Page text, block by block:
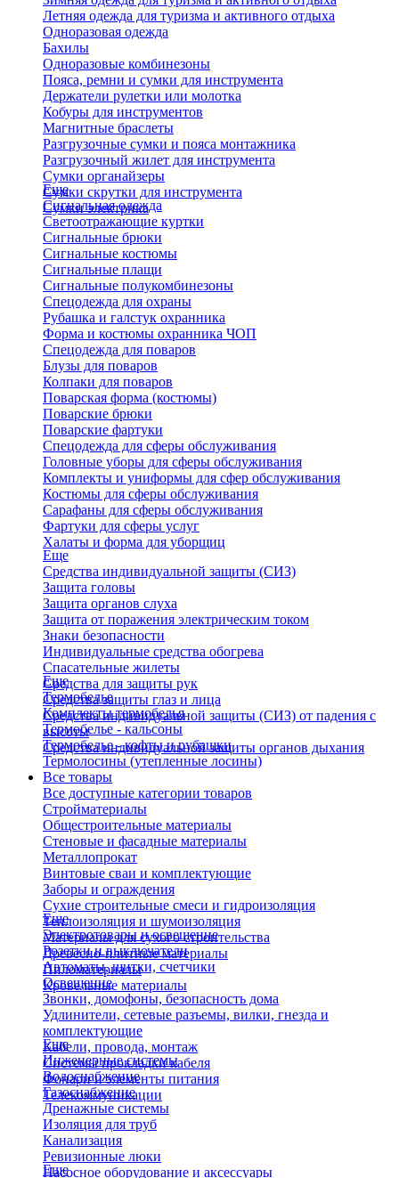
Летняя одежда для туризма и активного отдыха
Одноразовая одежда
Бахилы
Одноразовые комбинезоны
Пояса, ремни и сумки для инструмента
Держатели рулетки или молотка
Кобуры для инструментов
Магнитные браслеты
Разгрузочные сумки и пояса монтажника
Разгрузочный жилет для инструмента
Сумки органайзеры
Сумки скрутки для инструмента
Сумки электрика
Еще
Сигнальная одежда
Светоотражающие куртки
Сигнальные брюки
Сигнальные костюмы
Сигнальные плащи
Сигнальные полукомбинезоны
Спецодежда для охраны
Рубашка и галстук охранника
Форма и костюмы охранника ЧОП
Спецодежда для поваров
Блузы для поваров
Колпаки для поваров
Поварская форма (костюмы)
Поварские брюки
Поварские фартуки
Спецодежда для сферы обслуживания
Головные уборы для сферы обслуживания
Комплекты и униформы для сфер обслуживания
Костюмы для сферы обслуживания
Сарафаны для сферы обслуживания
Фартуки для сферы услуг
Халаты и форма для уборщиц
Еще
Средства индивидуальной защиты (СИЗ)
Защита головы
Защита органов слуха
Защита от поражения электрическим током
Знаки безопасности
Индивидуальные средства обогрева
Спасательные жилеты
Средства для защиты рук
Средства защиты глаз и лица
Средства индивидуальной защиты (СИЗ) от падения с
высоты
Средства индивидуальной защиты органов дыхания
Еще
Термобелье
Комплекты термобелья
Термобелье - кальсоны
Термобелье - кофты и рубашки
Термолосины (утепленные лосины)
Все товары
Все доступные категории товаров
Стройматериалы
Общестроительные материалы
Стеновые и фасадные материалы
Металлопрокат
Винтовые сваи и комплектующие
Заборы и ограждения
Сухие строительные смеси и гидроизоляция
Теплоизоляция и шумоизоляция
Материалы для сухого строительства
Древесно-плитные материалы
Пиломатериалы
Кровельные материалы
Еще
Электротовары и освещение
Розетки и выключатели
Автоматы, щитки, счетчики
Освещение
Звонки, домофоны, безопасность дома
Удлинители, сетевые разъемы, вилки, гнезда и
комплектующие
Кабели, провода, монтаж
Системы прокладки кабеля
Фонари и элементы питания
Телекоммуникации
Еще
Инженерные системы
Водоснабжение
Газоснабжение
Дренажные системы
Изоляция для труб
Канализация
Ревизионные люки
Насосное оборудование и аксессуары
Еще